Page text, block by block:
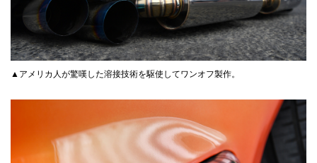
▲アメリカ人が驚嘆した溶接技術を駆使してワンオフ製作。